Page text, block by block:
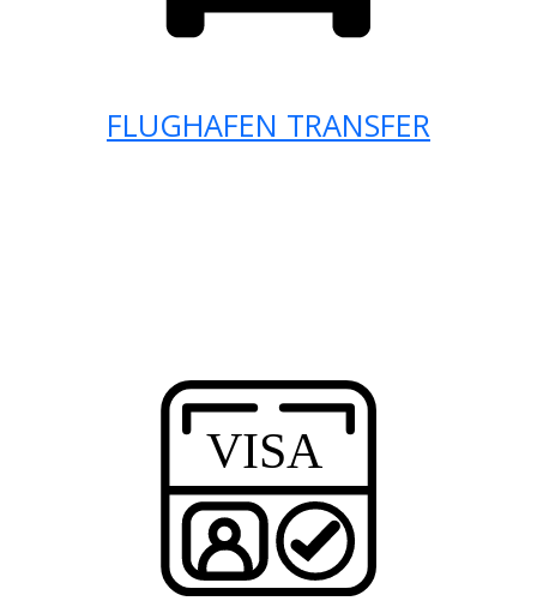
FLUGHAFEN TRANSFER